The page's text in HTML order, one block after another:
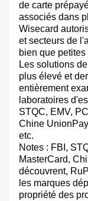
de carte
associés dans
Wisecard
et secteurs de
bien que
Les solutions
plus élevé et
entièrement
laboratoires
STQC, EMV,
Chine
etc.
Notes : FBI,
MasterCard,
découvrent,
les marques
propriété des